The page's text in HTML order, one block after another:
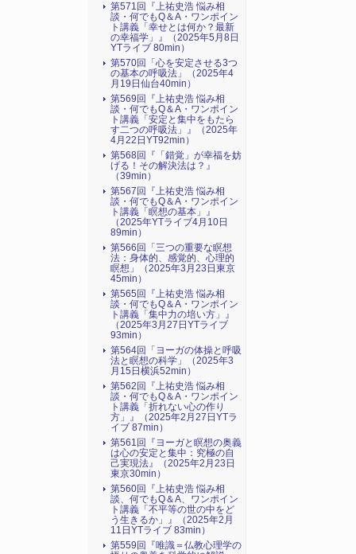
第571回『上祐史浩 悩み相
談・何でもQ＆A・ワンポイン
ト講義「幸せとは何か？最新
の幸福学」』（2025年5月8日
YTライブ 80min）
第570回「心を安定させる3つ
の基本の呼吸法」（2025年4
月19日仙台40min）
第569回『上祐史浩 悩み相
談・何でもQ＆A・ワンポイン
ト講義「安定と集中をもたら
す二つの呼吸法」』（2025年
4月22日YT92min）
第568回『「錯覚」が幸福を妨
げる！その解決法は？』
（39min）
第567回『上祐史浩 悩み相
談・何でもQ＆A・ワンポイン
ト講義「瞑想の基本」』
（2025年YTライブ4月10日
89min）
第566回「三つの重要な瞑想
法：身体的、感覚的、心理的
瞑想」（2025年3月23日東京
45min）
第565回『上祐史浩 悩み相
談・何でもQ＆A・ワンポイン
ト講義「集中力の培い方」』
（2025年3月27日YTライブ
93min）
第564回「ヨーガの体操と呼吸
法と瞑想の科学」（2025年3
月15日横浜52min）
第562回『上祐史浩 悩み相
談・何でもQ＆A・ワンポイン
ト講義「折れない心の作り
方」』（2025年2月27日YTラ
イブ 87min）
第561回『ヨーガと瞑想の奥義
は心の安定と集中：究極の自
己実現法』（2025年2月23日
東京30min）
第560回『上祐史浩 悩み相
談、何でもQ＆A、ワンポイン
ト講義「不平等の世の中をど
う生きるか」』（2025年2月
11日YTライブ 83min）
第559回『唯識＝仏教心理学の